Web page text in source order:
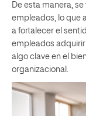
De esta manera,
empleados, lo que
a fortalecer el
empleados adquirir
algo clave en el
organizacional.